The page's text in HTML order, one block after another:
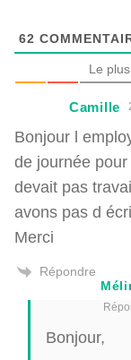
62
Le
Camille
Bonjour l
de journée
devait pas
avons pas d
Merci
Répondre
Bonjour,